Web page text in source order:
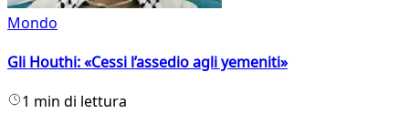
Mondo
Gli Houthi: «Cessi l’assedio agli yemeniti»
1 min di lettura